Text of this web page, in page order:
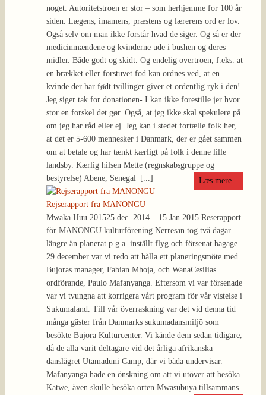
noget. Autoritetstroen er stor – som herhjemme for 100 år
siden. Lægens, imamens, præstens og lærerens ord er lov.
Også selv om man ikke forstår hvad de siger. Og så er der
medicinmændene og kvinderne ude i bushen og deres
midler. Både godt og skidt. Og endelig overtroen, f.eks. at
en brækket eller forstuvet fod kan ordnes ved, at en
kvinde der har født tvillinger giver et ordentlig ryk i den!
Jeg siger tak for donationen- I kan ikke forestille jer hvor
stor en forskel det gør. Også, at jeg ikke skal spekulere på
om jeg har råd eller ej. Jeg kan i stedet fortælle folk her,
at det er 5-600 mennesker i Danmark, der er gået sammen
om at betale og har tænkt kærligt på folk i denne lille
landsby. Kærlig hilsen Mette (regnskabsgruppe og
bestyrelse) Abene, Senegal
[...] Læs mere...
Rejserapport fra MANONGU
Mwaka Huu 201525 dec. 2014 – 15 Jan 2015 Reserapport
för MANONGU kulturförening Nerresan tog två dagar
längre än planerat p.g.a. inställt flyg och försenat bagage.
29 december var vi redo att hålla ett planeringsmöte med
Bujoras manager, Fabian Mhoja, och WanaCesilias
ordförande, Paulo Mafanyanga. Eftersom vi var försenade
var vi tvungna att korrigera vårt program för vår vistelse i
Sukumaland. Till vår överraskning var det vid denna tid
många gäster från Danmarks sukumadansmiljö som
besökte Bujora Kulturcenter. Vi kände dem sedan tidigare,
då de alla varit deltagare vid det årliga afrikanska
danslägret Utamaduni Camp, där vi båda undervisar.
Mafanyanga hade en önskning om att vi utöver att besöka
Katwe, även skulle besöka orten Mwasubuya tillsammans